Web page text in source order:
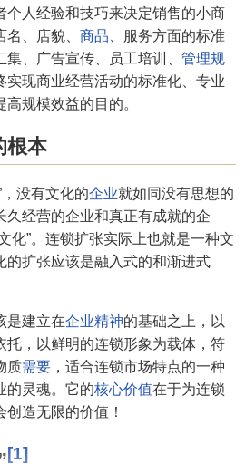
个人经验和技巧来决定销售的小商
名、店貌、 商品 、服务方面的标准
、广告宣传、员工培训、 管理规
实现商业经营活动的标准化、专业
规模效益的目的。
根本
，没有文化的企业就如同没有思想的
久经营的企业和真正有成就的企
化”。连锁扩张实际上也就是一种文
的扩张应该是融入式的和渐进式
建立在企业精神的基础之上，以
托，以鲜明的连锁形象为载体，符
质需要 ，适合连锁市场特点的一种
的灵魂。它的核心价值在于为连锁
创造无限的价值！
[1]